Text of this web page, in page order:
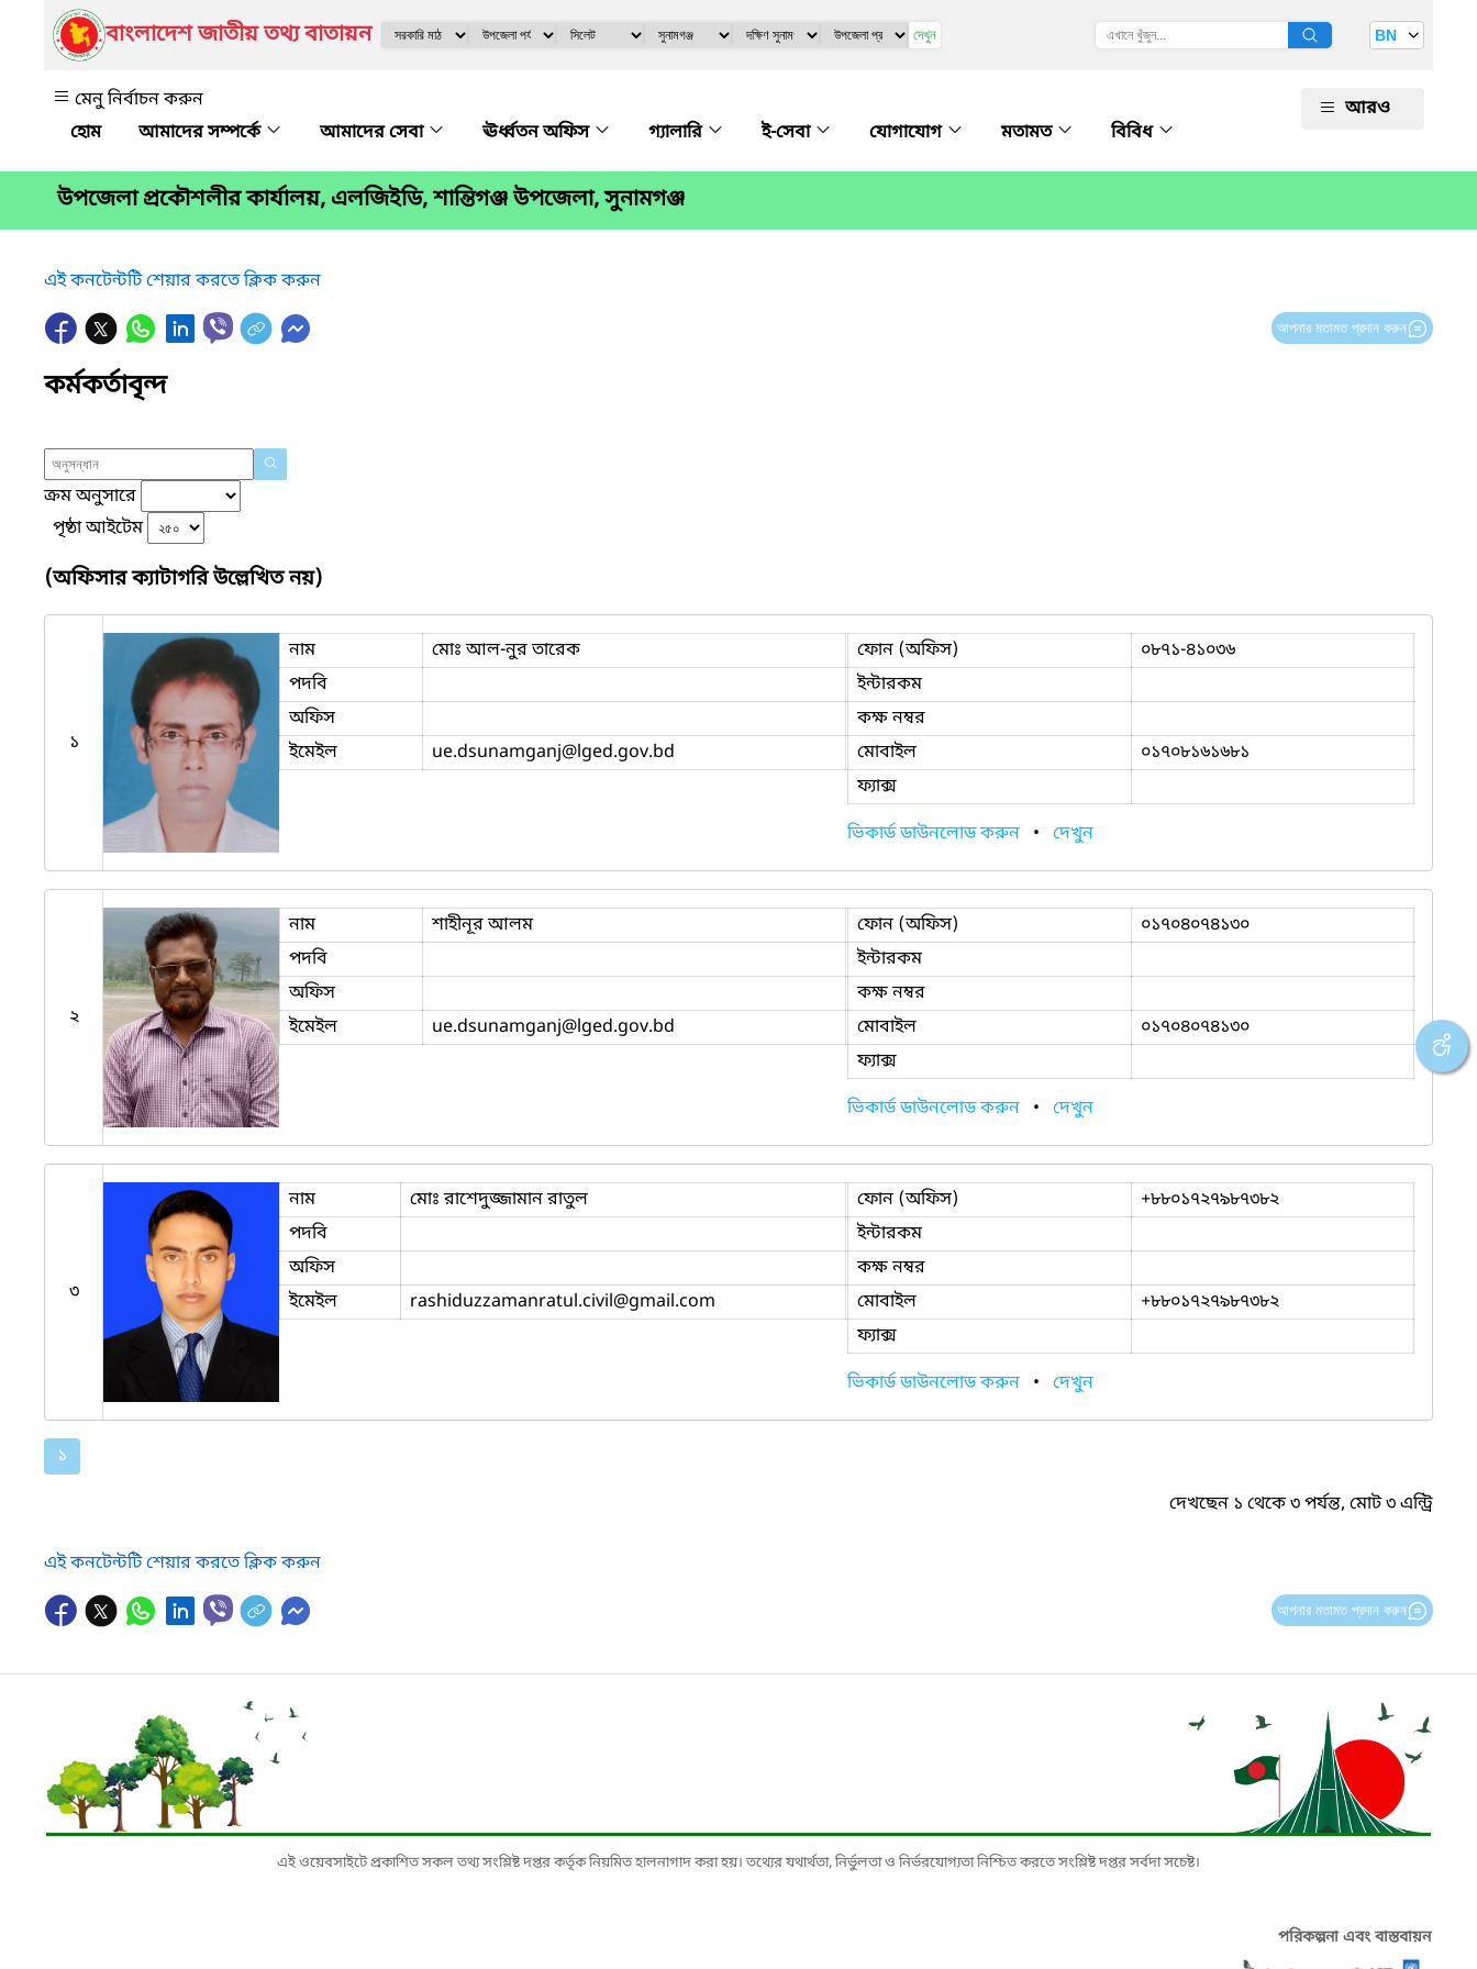
বাংলাদেশ জাতীয় তথ্য বাতায়ন দেখুন BN
মেনু নির্বাচন করুন
আমাদের সম্পর্কে
আমাদের সেবা ঊর্ধ্বতন অফিস গ্যালারি ই-সেবা যোগাযোগ মতামত বিবিধ
আরও
উপজেলা প্রকৌশলীর কার্যালয়, এলজিইডি, শান্তিগঞ্জ উপজেলা, সুনামগঞ্জ
এই কনটেন্টটি শেয়ার করতে ক্লিক করুন
আপনার মতামত প্রদান করুন
কর্মকর্তাবৃন্দ
ক্রম অনুসারে
পৃষ্ঠা আইটেম
(অফিসার ক্যাটাগরি উল্লেখিত নয়)
১
নাম
মোঃ আল-নুর তারেক
পদবি
অফিস
ইমেইল
ue.dsunamganj@lged.gov.bd
ফোন (অফিস)
০৮৭১-৪১০৩৬
ইন্টারকম
কক্ষ নম্বর
মোবাইল
০১৭০৮১৬১৬৮১
ফ্যাক্স
ভিকার্ড ডাউনলোড করুন • দেখুন
২
নাম
শাহীনূর আলম
পদবি
অফিস
ইমেইল
ue.dsunamganj@lged.gov.bd
ফোন (অফিস)
০১৭০৪০৭৪১৩০
ইন্টারকম
কক্ষ নম্বর
মোবাইল
০১৭০৪০৭৪১৩০
ফ্যাক্স
ভিকার্ড ডাউনলোড করুন • দেখুন
৩
নাম
মোঃ রাশেদুজ্জামান রাতুল
পদবি
অফিস
ইমেইল
rashiduzzamanratul.civil@gmail.com
ফোন (অফিস)
+৮৮০১৭২৭৯৮৭৩৮২
ইন্টারকম
কক্ষ নম্বর
মোবাইল
+৮৮০১৭২৭৯৮৭৩৮২
ফ্যাক্স
ভিকার্ড ডাউনলোড করুন • দেখুন
১
দেখছেন ১ থেকে ৩ পর্যন্ত, মোট ৩ এন্ট্রি
এই কনটেন্টটি শেয়ার করতে ক্লিক করুন
আপনার মতামত প্রদান করুন
এই ওয়েবসাইটে প্রকাশিত সকল তথ্য সংশ্লিষ্ট দপ্তর কর্তৃক নিয়মিত হালনাগাদ করা হয়। তথ্যের যথার্থতা, নির্ভুলতা ও নির্ভরযোগ্যতা নিশ্চিত করতে সংশ্লিষ্ট দপ্তর সর্বদা সচেষ্ট।
পরিকল্পনা এবং বাস্তবায়ন